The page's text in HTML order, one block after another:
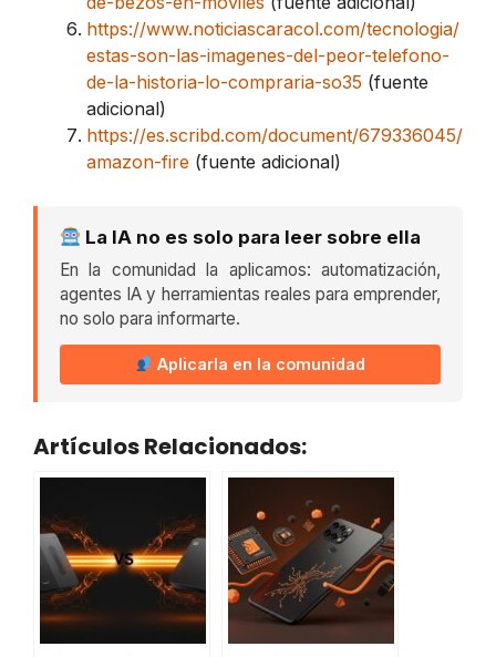
https://www.noticiascaracol.com/tecnologia/
estas-son-las-imagenes-del-peor-telefono-
de-la-historia-lo-compraria-so35 (fuente
adicional)
https://es.scribd.com/document/679336045/
amazon-fire (fuente adicional)
La IA no es solo para leer sobre ella
En la comunidad la aplicamos: automatización,
agentes IA y herramientas reales para emprender,
no solo para informarte.
Aplicarla en la comunidad
Artículos Relacionados: